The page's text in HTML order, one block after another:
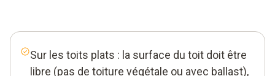
Sur les toits plats : la surface du toit doit être
libre (pas de toiture végétale ou avec ballast),